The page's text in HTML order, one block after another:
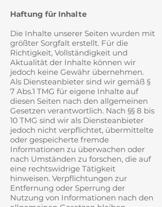
Haftung für Inhalte
Die Inhalte unserer Seiten wurden mit
größter Sorgfalt erstellt. Für die
Richtigkeit, Vollständigkeit und
Aktualität der Inhalte können wir
jedoch keine Gewähr übernehmen.
Als Diensteanbieter sind wir gemäß §
7 Abs.1 TMG für eigene Inhalte auf
diesen Seiten nach den allgemeinen
Gesetzen verantwortlich. Nach §§ 8 bis
10 TMG sind wir als Diensteanbieter
jedoch nicht verpflichtet, übermittelte
oder gespeicherte fremde
Informationen zu überwachen oder
nach Umständen zu forschen, die auf
eine rechtswidrige Tätigkeit
hinweisen. Verpflichtungen zur
Entfernung oder Sperrung der
Nutzung von Informationen nach den